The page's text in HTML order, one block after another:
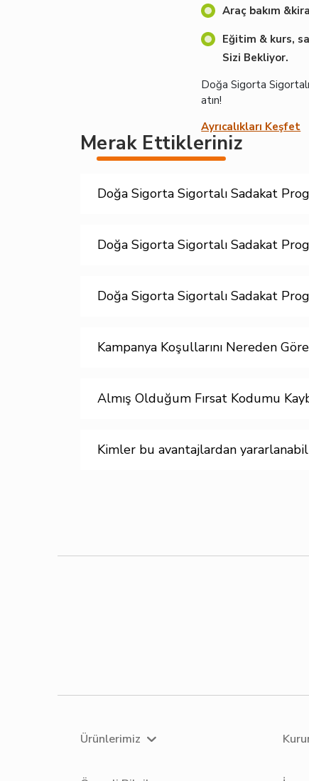
Araç bakım
Eğitim & kurs,
Sizi Bekliyor.
Doğa Sigorta
atın!
Ayrıcalıkları Keşfet
Merak Ettikleriniz
Doğa Sigorta Sigortalı Sadakat
Doğa Sigorta Sigortalı Sadakat
Doğa Sigorta Sigortalı Sadakat
Kampanya Koşullarını Nereden
Almış Olduğum Fırsat Kodumu
Kimler bu avantajlardan
Ürünlerimiz